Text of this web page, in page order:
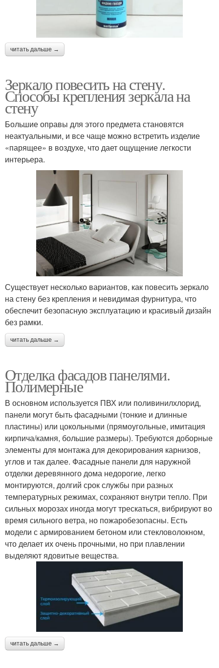
читать дальше →
Зеркало повесить на стену.
Способы крепления зеркала на
стену
Большие оправы для этого предмета становятся
неактуальными, и все чаще можно встретить изделие
«парящее» в воздухе, что дает ощущение легкости
интерьера.
Существует несколько вариантов, как повесить зеркало
на стену без крепления и невидимая фурнитура, что
обеспечит безопасную эксплуатацию и красивый дизайн
без рамки.
читать дальше →
Отделка фасадов панелями.
Полимерные
В основном используется ПВХ или поливинилхлорид,
панели могут быть фасадными (тонкие и длинные
пластины) или цокольными (прямоугольные, имитация
кирпича/камня, большие размеры). Требуются доборные
элементы для монтажа для декорирования карнизов,
углов и так далее. Фасадные панели для наружной
отделки деревянного дома недорогие, легко
монтируются, долгий срок службы при разных
температурных режимах, сохраняют внутри тепло. При
сильных морозах иногда могут трескаться, вибрируют во
время сильного ветра, но пожаробезопасны. Есть
модели с армированием бетоном или стекловолокном,
что делает их очень прочными, но при плавлении
выделяют ядовитые вещества.
читать дальше →